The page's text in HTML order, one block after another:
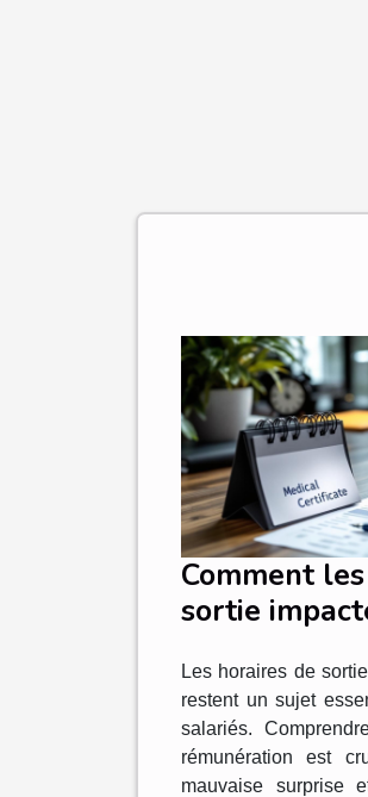
Comment
sortie
maladie ?
Les horaires de
restent un sujet
salariés.
rémunération est
mauvaise surprise